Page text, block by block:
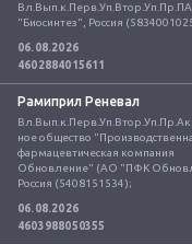
"Биосинтез", Россия
06.08.2026
4602884015611
Рамиприл Реневал
ное общество
фармацевтическая компания
Обновление" (АО "ПФК
Россия (5408151534);
06.08.2026
4603988050355